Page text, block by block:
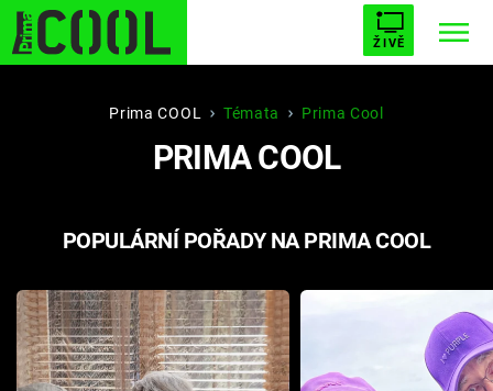
ŽIVĚ
STARHOUSE BUFFY, PŘEMOŽITELKA UPÍRŮ
PLNEJ KOTEL AVENGERS 5
Témata
Filmy
Prima COOL Témata Prima Cool
PRIMA COOL
POPULÁRNÍ POŘADY NA PRIMA COOL